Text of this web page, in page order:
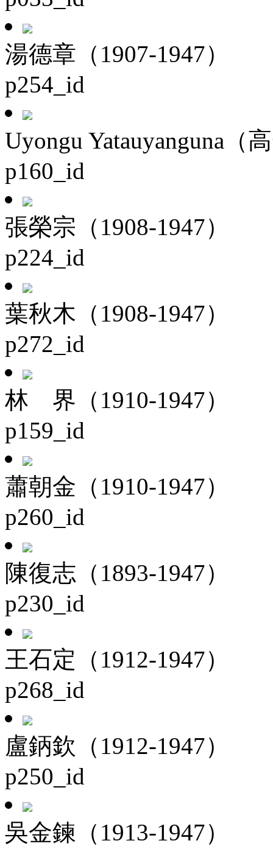
湯德章（1907-1947）
p254_id
Uyongu Yatauyanguna（
p160_id
張榮宗（1908-1947）
p224_id
葉秋木（1908-1947）
p272_id
林 界（1910-1947）
p159_id
蕭朝金（1910-1947）
p260_id
陳復志（1893-1947）
p230_id
王石定（1912-1947）
p268_id
盧鈵欽（1912-1947）
p250_id
吳金鍊（1913-1947）